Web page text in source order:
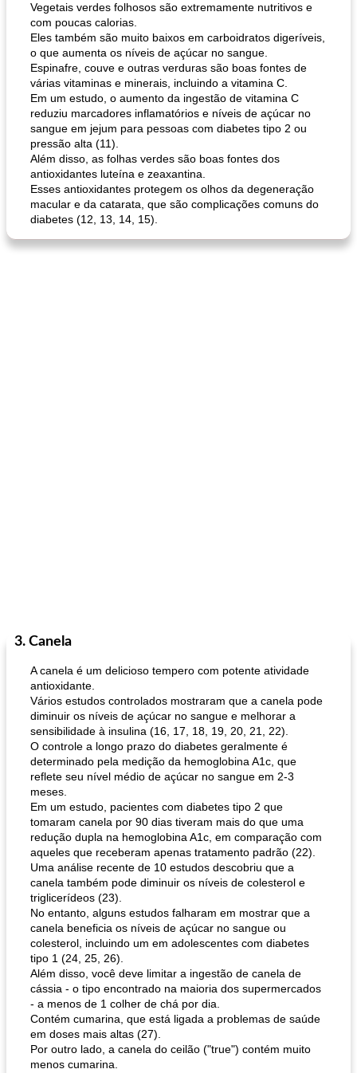
pão plano (out)
Vegetais verdes folhosos são extremamente nutritivos e
com poucas calorias.
Eles também são muito baixos em carboidratos digeríveis,
o que aumenta os níveis de açúcar no sangue.
Espinafre, couve e outras verduras são boas fontes de
várias vitaminas e minerais, incluindo a vitamina C.
Em um estudo, o aumento da ingestão de vitamina C
reduziu marcadores inflamatórios e níveis de açúcar no
sangue em jejum para pessoas com diabetes tipo 2 ou
pressão alta (11).
Além disso, as folhas verdes são boas fontes dos
antioxidantes luteína e zeaxantina.
Esses antioxidantes protegem os olhos da degeneração
macular e da catarata, que são complicações comuns do
diabetes (12, 13, 14, 15).
3. Canela
A canela é um delicioso tempero com potente atividade
antioxidante.
Vários estudos controlados mostraram que a canela pode
diminuir os níveis de açúcar no sangue e melhorar a
sensibilidade à insulina (16, 17, 18, 19, 20, 21, 22).
O controle a longo prazo do diabetes geralmente é
determinado pela medição da hemoglobina A1c, que
reflete seu nível médio de açúcar no sangue em 2-3
meses.
Em um estudo, pacientes com diabetes tipo 2 que
tomaram canela por 90 dias tiveram mais do que uma
redução dupla na hemoglobina A1c, em comparação com
aqueles que receberam apenas tratamento padrão (22).
Uma análise recente de 10 estudos descobriu que a
canela também pode diminuir os níveis de colesterol e
triglicerídeos (23).
No entanto, alguns estudos falharam em mostrar que a
canela beneficia os níveis de açúcar no sangue ou
colesterol, incluindo um em adolescentes com diabetes
tipo 1 (24, 25, 26).
Além disso, você deve limitar a ingestão de canela de
cássia - o tipo encontrado na maioria dos supermercados
- a menos de 1 colher de chá por dia.
Contém cumarina, que está ligada a problemas de saúde
em doses mais altas (27).
Por outro lado, a canela do ceilão ("true") contém muito
menos cumarina.